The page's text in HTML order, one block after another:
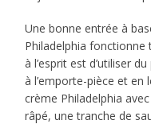
Une bonne entrée à
Philadelphia fonctionne
à l’esprit est d’utiliser
à l’emporte-pièce et en
crème Philadelphia
râpé, une tranche de